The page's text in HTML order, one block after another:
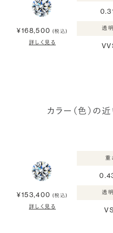
¥168,500 (税込)
詳しく見る
透
カラー（色）の
¥153,400 (税込)
詳しく見る
重
透